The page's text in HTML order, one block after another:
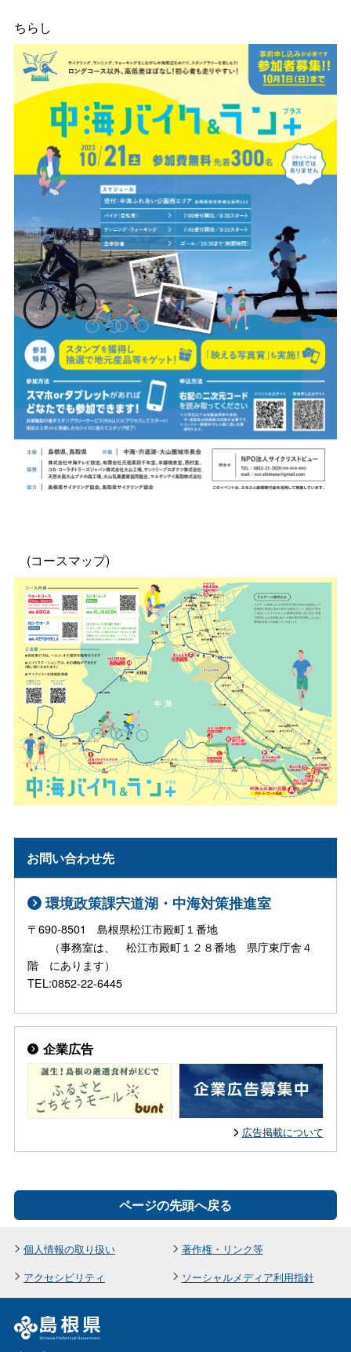
ちらし
(コースマップ)
お問い合わせ先
環境政策課宍道湖・中海対策推進室
〒690-8501 島根県松江市殿町１番地
（事務室は、 松江市殿町１２８番地 県庁東庁舎４
階 にあります）
TEL:0852-22-6445
企業広告
広告掲載について
ページの先頭へ戻る
個人情報の取り扱い
著作権・リンク等
アクセシビリティ
ソーシャルメディア利用指針